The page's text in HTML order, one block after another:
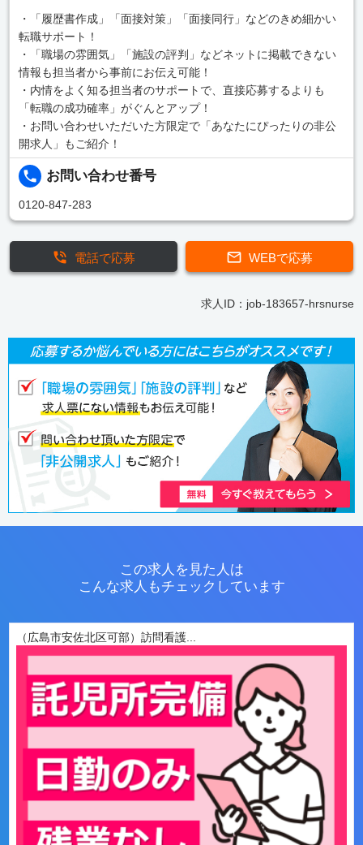
・「履歴書作成」「面接対策」「面接同行」などのきめ細かい
転職サポート！
・「職場の雰囲気」「施設の評判」などネットに掲載できない
情報も担当者から事前にお伝え可能！
・内情をよく知る担当者のサポートで、直接応募するよりも
「転職の成功確率」がぐんとアップ！
・お問い合わせいただいた方限定で「あなたにぴったりの非公
開求人」もご紹介！
お問い合わせ番号
0120-847-283
WEBで応募
電話で応募
求人ID：job-183657-hrsnurse
この求人を見た人は
こんな求人もチェックしています
（広島市安佐北区可部）訪問看護...